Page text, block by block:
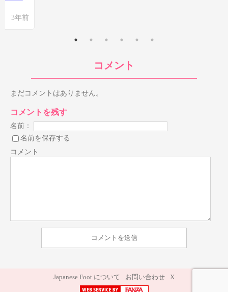
3年前
コメント
まだコメントはありません。
コメントを残す
名前：
名前を保存する
コメント
Japanese Foot について お問い合わせ X